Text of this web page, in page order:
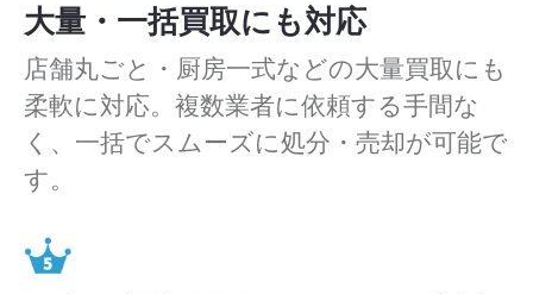
大量・一括買取にも対応
店舗丸ごと・厨房一式などの大量買取にも
柔軟に対応。複数業者に依頼する手間な
く、一括でスムーズに処分・売却が可能で
す。